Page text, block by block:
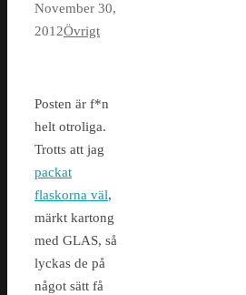
November 30,
2012Övrigt
Posten är f*n
helt otroliga.
Trotts att jag
packat
flaskorna väl,
märkt kartong
med GLAS, så
lyckas de på
något sätt få